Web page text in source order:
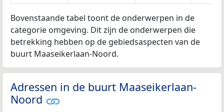
Bovenstaande tabel toont de onderwerpen in de
categorie omgeving. Dit zijn de onderwerpen die
betrekking hebben op de gebiedsaspecten van de
buurt Maaseikerlaan-Noord.
Adressen in de buurt Maaseikerlaan-
Noord